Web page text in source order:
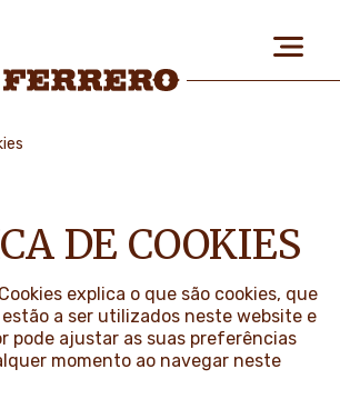
MARCAS
DE COOKIES
explica o que são cookies, que
a ser utilizados neste website e
pode ajustar as suas preferências
momento ao navegar neste